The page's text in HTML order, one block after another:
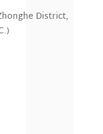
District,